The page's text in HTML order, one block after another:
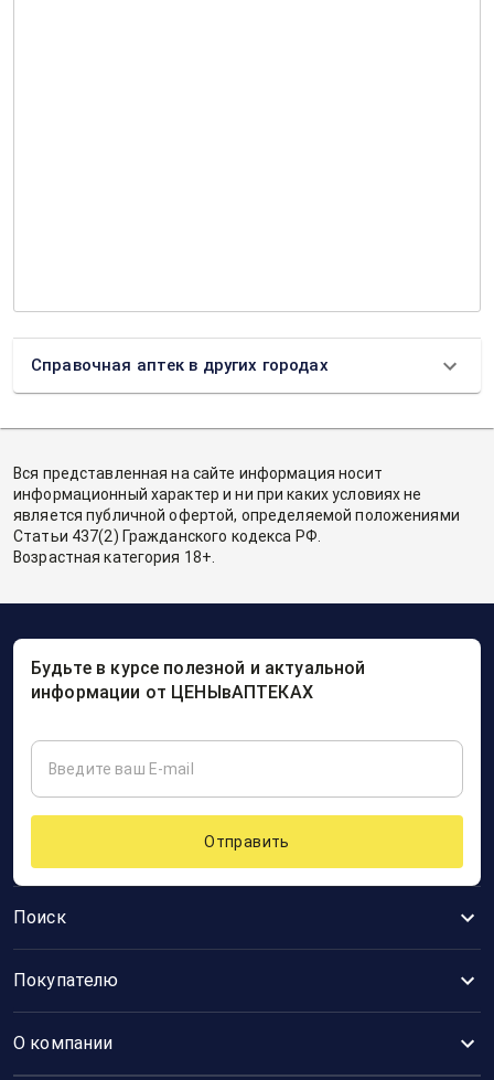
Справочная аптек в других городах
Вся представленная на сайте информация носит
информационный характер и ни при каких условиях не
является публичной офертой, определяемой положениями
Статьи 437(2) Гражданского кодекса РФ.
Возрастная категория 18+.
Поиск
Покупателю
О компании
Будьте в курсе полезной и актуальной
информации от ЦЕНЫвАПТЕКАХ
Отправить